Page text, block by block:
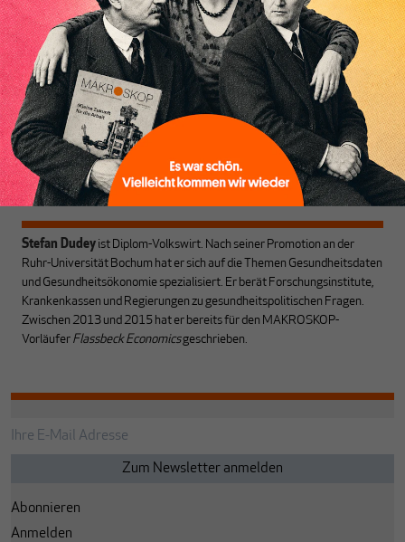
Recherchen, ihrem Wissen
und ihrem Enthusiasmus.
Gemeinsam scheren wir
aus den schmaler
werdenden Leitplanken
des Denkens aus.
MAKROSKOP
Schon Abonnent? Dann
hier einloggen !
Stefan Dudey ist Diplom-Volkswirt. Nach seiner Promotion an der
Ruhr-Universität Bochum hat er sich auf die Themen Gesundheitsdaten
und Gesundheitsökonomie spezialisiert. Er berät Forschungsinstitute,
Krankenkassen und Regierungen zu gesundheitspolitischen Fragen.
Zwischen 2013 und 2015 hat er bereits für den MAKROSKOP-
Vorläufer Flassbeck Economicsgeschrieben.
Abonnieren
Anmelden